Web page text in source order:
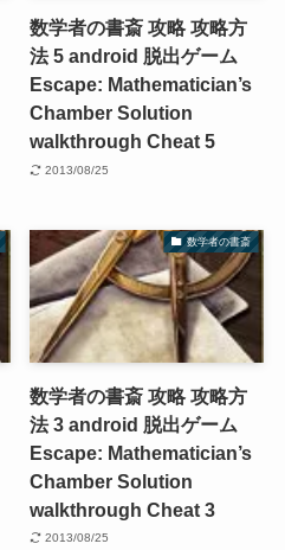
数学者の書斎 攻略 攻略方
法 5 android 脱出ゲーム
Escape: Mathematician’s
Chamber Solution
walkthrough Cheat 5
2013/08/25
数学者の書斎
数学者の書斎 攻略 攻略方
法 3 android 脱出ゲーム
Escape: Mathematician’s
Chamber Solution
walkthrough Cheat 3
2013/08/25